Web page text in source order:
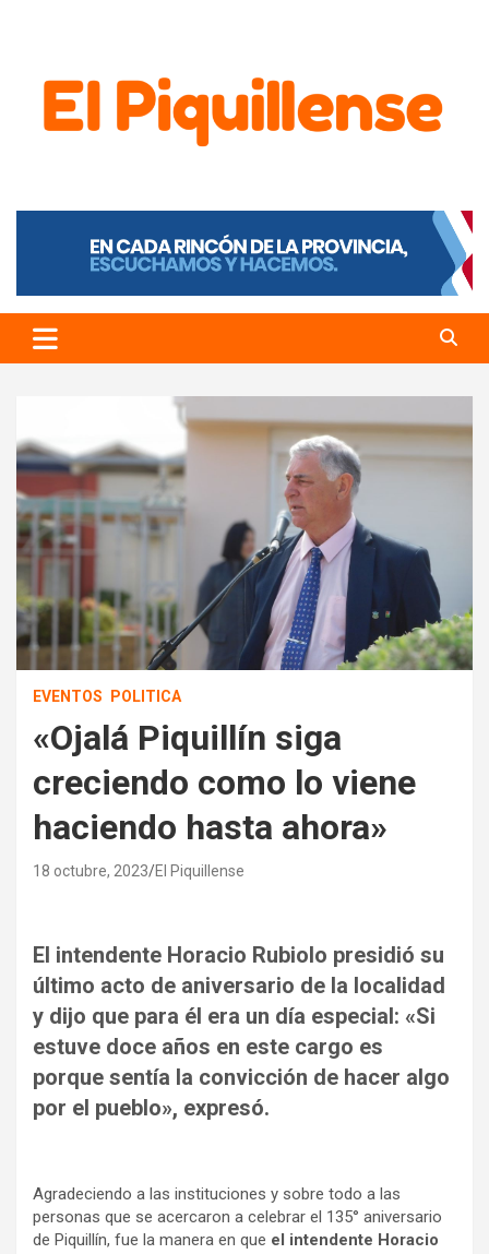
El Piquillense
EVENTOS POLITICA
«Ojalá Piquillín siga
creciendo como lo viene
haciendo hasta ahora»
18 octubre, 2023 El Piquillense
El intendente Horacio Rubiolo presidió su
último acto de aniversario de la localidad
y dijo que para él era un día especial: «Si
estuve doce años en este cargo es
porque sentía la convicción de hacer algo
por el pueblo», expresó.
Agradeciendo a las instituciones y sobre todo a las
personas que se acercaron a celebrar el 135° aniversario
de Piquillín, fue la manera en que el intendente Horacio